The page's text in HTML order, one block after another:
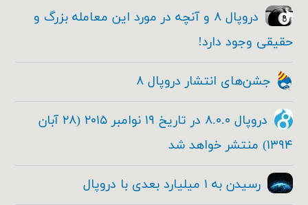
دروپال ۸ و آنچه در مورد این معامله بزرگ و
حقیقی وجود دارد!
جشن‌های انتشار دروپال ۸
دروپال ۸.۰.۰ در تاریخ ۱۹ نوامبر ۲۰۱۵ (۲۸ آبان
۱۳۹۴) منتشر خواهد شد
رسیدن به ۱ میلیارد بعدی با دروپال